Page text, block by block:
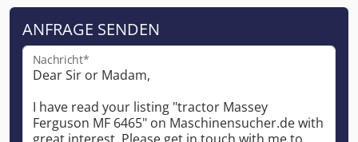
ANFRAGE SENDEN
Nachricht*